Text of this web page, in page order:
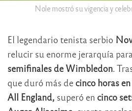
Nole mostró su vigencia y
El legendario tenista serbio
relucir su enorme jerarquía para
semifinales de Wimbledon.
que duró más de cinco horas
All England, superó en cinco